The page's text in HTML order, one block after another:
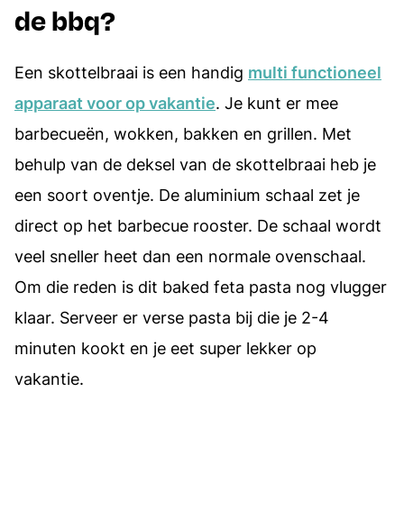
de bbq?
Een skottelbraai is een handig multi functioneel
apparaat voor op vakantie. Je kunt er mee
barbecueën, wokken, bakken en grillen. Met
behulp van de deksel van de skottelbraai heb je
een soort oventje. De aluminium schaal zet je
direct op het barbecue rooster. De schaal wordt
veel sneller heet dan een normale ovenschaal.
Om die reden is dit baked feta pasta nog vlugger
klaar. Serveer er verse pasta bij die je 2-4
minuten kookt en je eet super lekker op
vakantie.